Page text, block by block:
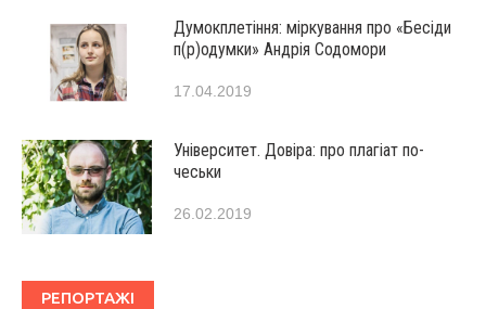
Думокплетіння: міркування про «Бесіди
п(р)одумки» Андрія Содомори
17.04.2019
Університет. Довіра: про плагіат по-
чеськи
26.02.2019
РЕПОРТАЖІ